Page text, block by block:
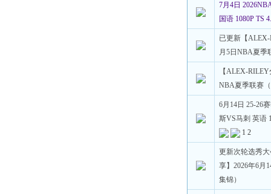
7月4日
国语 1080P TS
已更新【
月5日NBA夏季
【ALEX-
NBA夏季联赛
6月14日 25-26
斯VS马刺 英语
1 2
更新次轮选秀
享】2026年6月
集锦）